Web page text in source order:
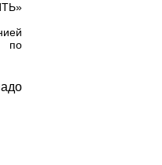
по